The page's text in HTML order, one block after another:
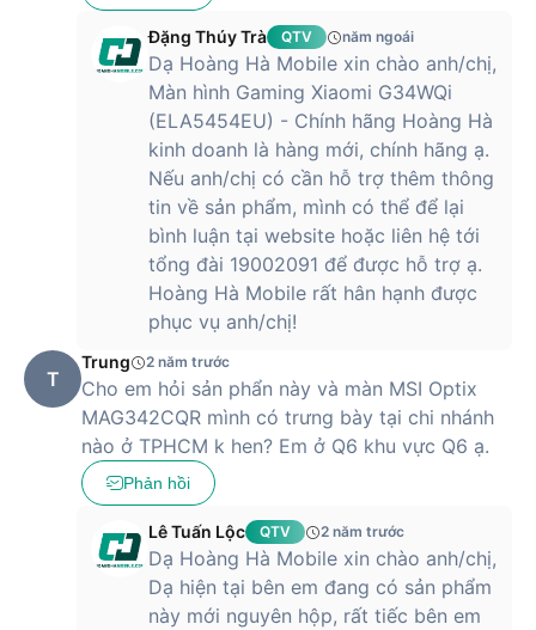
Đặng Thúy Trà QTV năm ngoái
Dạ Hoàng Hà Mobile xin chào anh/chị,
Màn hình Gaming Xiaomi G34WQi
(ELA5454EU) - Chính hãng Hoàng Hà
kinh doanh là hàng mới, chính hãng ạ.
Nếu anh/chị có cần hỗ trợ thêm thông
tin về sản phẩm, mình có thể để lại
bình luận tại website hoặc liên hệ tới
tổng đài 19002091 để được hỗ trợ ạ.
Hoàng Hà Mobile rất hân hạnh được
phục vụ anh/chị!
T
Trung 2 năm trước
Cho em hỏi sản phẩn này và màn MSI Optix
MAG342CQR mình có trưng bày tại chi nhánh
nào ở TPHCM k hen? Em ở Q6 khu vực Q6 ạ.
Phản hồi
Lê Tuấn Lộc QTV 2 năm trước
Dạ Hoàng Hà Mobile xin chào anh/chị,
Dạ hiện tại bên em đang có sản phẩm
này mới nguyên hộp, rất tiếc bên em